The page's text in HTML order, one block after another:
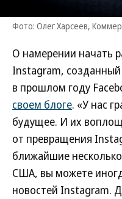
Фото: Олег Харсеев,
О намерении начать
Instagram,
в прошлом году
своем блоге. «У нас
будущее. И их
от превращения
ближайшие
США, вы можете
новостей Instagram.